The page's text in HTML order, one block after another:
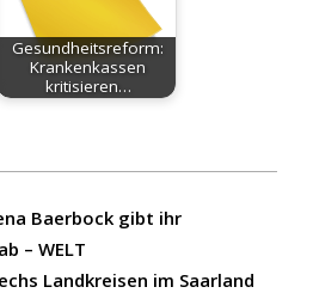
Gesundheitsreform:
Krankenkassen
kritisieren…
Baerbock gibt ihr
– WELT
Landkreisen im Saarland